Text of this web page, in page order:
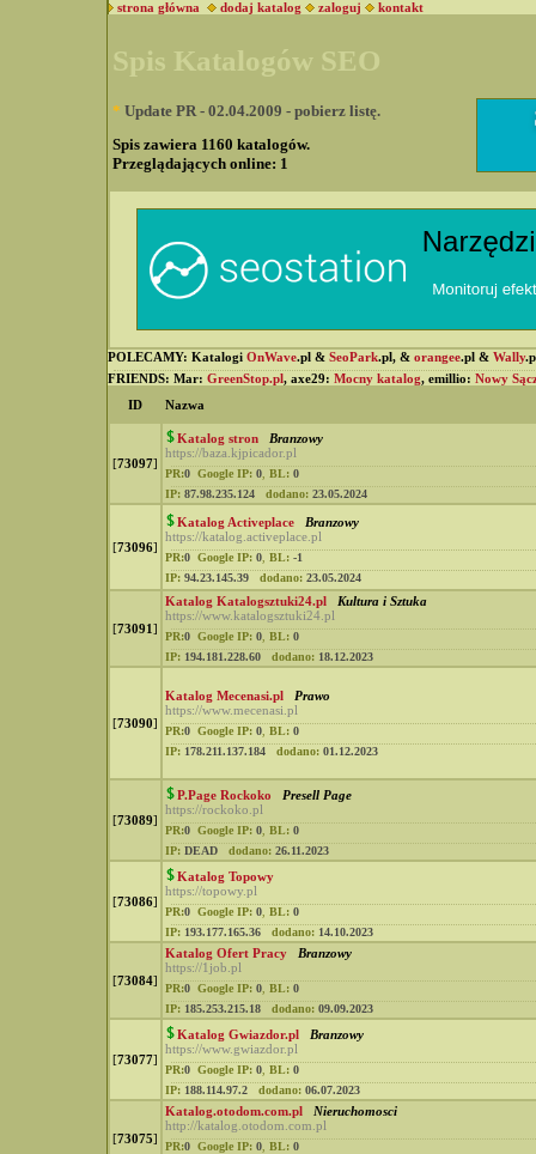
strona główna dodaj katalog zaloguj kontakt
Spis Katalogów SEO
* Update PR - 02.04.2009 - pobierz listę.
Spis zawiera 1160 katalogów.
Przeglądających online: 1
POLECAMY: Katalogi OnWave.pl & SeoPark.pl, & orangee.pl & Wally
FRIENDS: Mar: GreenStop.pl, axe29: Mocny katalog, emillio: Nowy
ID
Nazwa
[73097]
Katalog stron
Branzowy
https://baza.kjpicador.pl
PR:0 Google IP: 0 BL: 0
IP: 87.98.235.124 dodano: 23.05.2024
[73096]
Katalog Activeplace
Branzowy
https://katalog.activeplace.pl
PR:0 Google IP: 0 BL: -1
IP: 94.23.145.39 dodano: 23.05.2024
[73091]
Katalog Katalogsztuki24.pl
Kultura i Sztuka
https://www.katalogsztuki24.pl
PR:0 Google IP: 0 BL: 0
IP: 194.181.228.60 dodano: 18.12.2023
[73090]
Katalog Mecenasi.pl
Prawo
https://www.mecenasi.pl
PR:0 Google IP: 0 BL: 0
IP: 178.211.137.184 dodano: 01.12.2023
[73089]
P.Page Rockoko
Presell Page
https://rockoko.pl
PR:0 Google IP: 0 BL: 0
IP: DEAD dodano: 26.11.2023
[73086]
Katalog Topowy
https://topowy.pl
PR:0 Google IP: 0 BL: 0
IP: 193.177.165.36 dodano: 14.10.2023
[73084]
Katalog Ofert Pracy
Branzowy
https://1job.pl
PR:0 Google IP: 0 BL: 0
IP: 185.253.215.18 dodano: 09.09.2023
[73077]
Katalog Gwiazdor.pl
Branzowy
https://www.gwiazdor.pl
PR:0 Google IP: 0 BL: 0
IP: 188.114.97.2 dodano: 06.07.2023
[73075]
Katalog.otodom.com.pl
Nieruchomosci
http://katalog.otodom.com.pl
PR:0 Google IP: 0 BL: 0